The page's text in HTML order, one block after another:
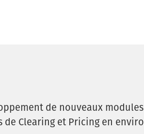
de nouveaux
Clearing et Pricing en